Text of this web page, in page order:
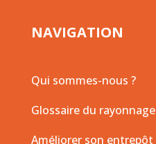
NAVIGATION
Qui sommes-nous ?
Glossaire du rayonnage
Améliorer son entrepôt